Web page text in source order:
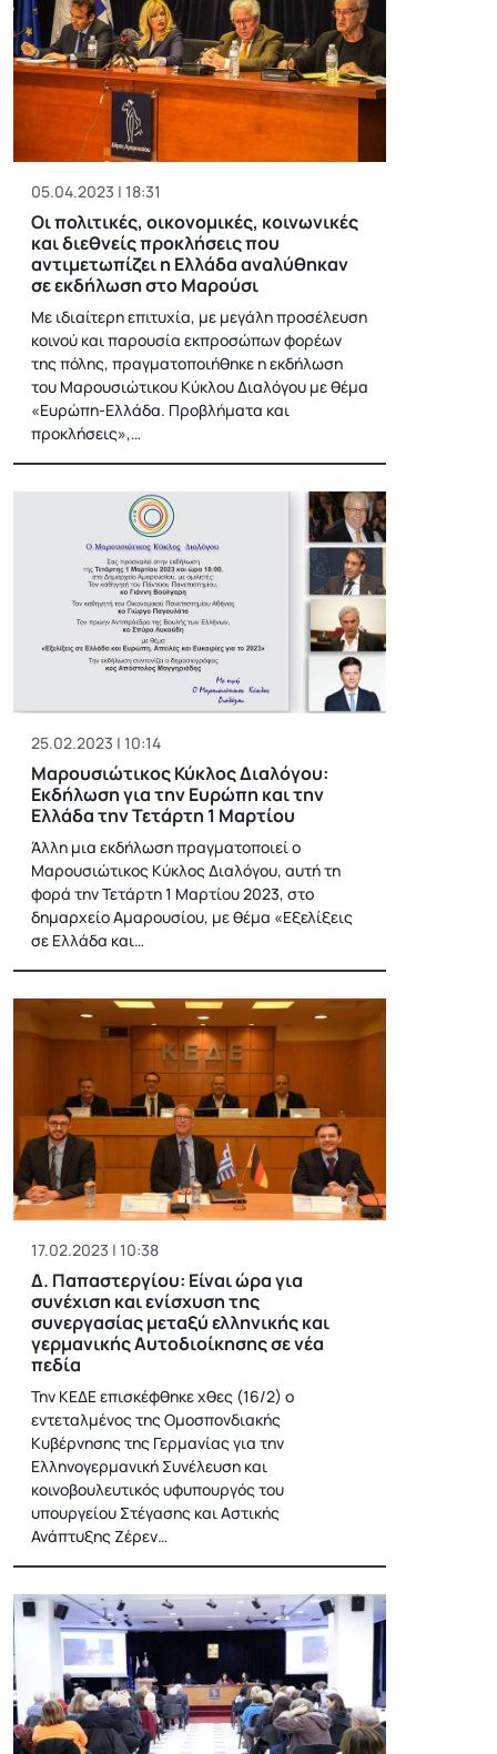
05.04.2023 | 18:31
Οι πολιτικές, οικονομικές, κοινωνικές
και διεθνείς προκλήσεις που
αντιμετωπίζει η Ελλάδα αναλύθηκαν
σε εκδήλωση στο Μαρούσι
Με ιδιαίτερη επιτυχία, με μεγάλη προσέλευση
κοινού και παρουσία εκπροσώπων φορέων
της πόλης, πραγματοποιήθηκε η εκδήλωση
του Μαρουσιώτικου Κύκλου Διαλόγου με θέμα
«Ευρώπη-Ελλάδα. Προβλήματα και
προκλήσεις»,…
25.02.2023 | 10:14
Μαρουσιώτικος Κύκλος Διαλόγου:
Εκδήλωση για την Ευρώπη και την
Ελλάδα την Τετάρτη 1 Μαρτίου
Άλλη μια εκδήλωση πραγματοποιεί ο
Μαρουσιώτικος Κύκλος Διαλόγου, αυτή τη
φορά την Τετάρτη 1 Μαρτίου 2023, στο
δημαρχείο Αμαρουσίου, με θέμα «Εξελίξεις
σε Ελλάδα και…
17.02.2023 | 10:38
Δ. Παπαστεργίου: Είναι ώρα για
συνέχιση και ενίσχυση της
συνεργασίας μεταξύ ελληνικής και
γερμανικής Αυτοδιοίκησης σε νέα
πεδία
Την ΚΕΔΕ επισκέφθηκε χθες (16/2) ο
εντεταλμένος της Ομοσπονδιακής
Κυβέρνησης της Γερμανίας για την
Ελληνογερμανική Συνέλευση και
κοινοβουλευτικός υφυπουργός του
υπουργείου Στέγασης και Αστικής
Ανάπτυξης Ζέρεν…